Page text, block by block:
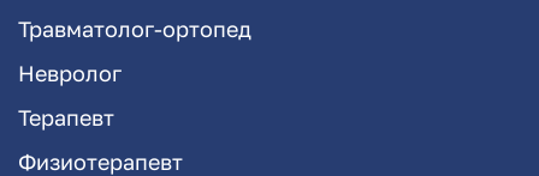
Травматолог-ортопед
Невролог
Терапевт
Физиотерапевт